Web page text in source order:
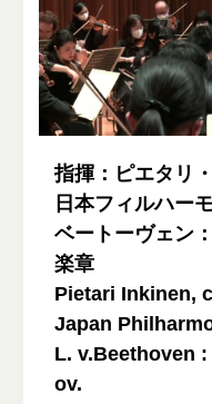
指揮：ピエタリ
日本フィルハー
ベートーヴェン
楽章
Pietari Inkinen,
Japan
L. v.Beethoven
ov.